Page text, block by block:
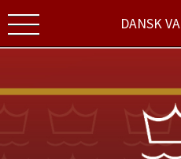
DANSK